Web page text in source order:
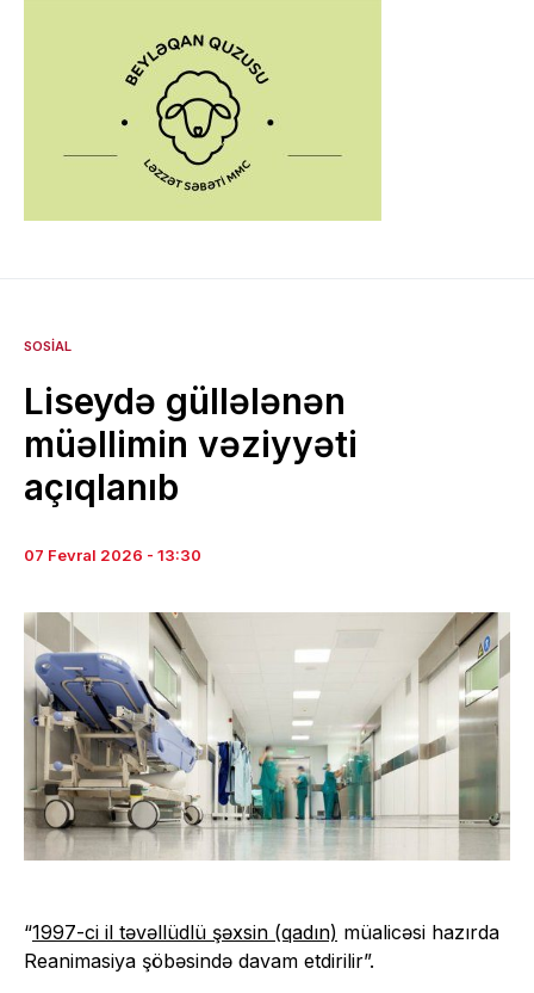
SOSIAL
Liseydə güllələnən
müəllimin vəziyyəti
açıqlanıb
07 Fevral 2026 - 13:30
“1997-ci il təvəllüdlü şəxsin (qadın) müalicəsi hazırda
Reanimasiya şöbəsində davam etdirilir”.